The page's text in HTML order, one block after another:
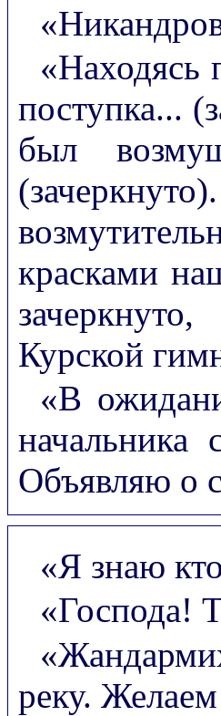
«Находясь
поступка...
был
красками
Курской
«В
начальника
Объявляю о
«Я знаю
«Господа!
реку.